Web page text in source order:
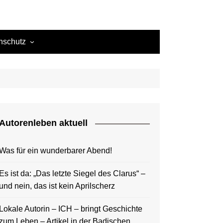
Nando
aktuell
für ein wunderbarer Abend!
ist da: „Das letzte Siegel des Clarus“ –
nein, das ist kein Aprilscherz
Autorin – ICH – bringt Geschichte
Leben – Artikel in der Badischen